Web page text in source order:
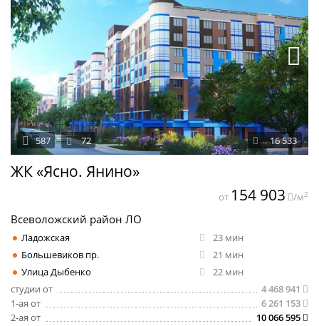
ЖК «Ясно. Янино»
16 533
587 72
Всеволожский район ЛО
Ладожская
23 мин
Большевиков пр.
21 мин
Улица Дыбенко
22 мин
студии от
4 468 941
1-ая от
6 261 153
2-ая от
10 066 595
от 154 903 /м2